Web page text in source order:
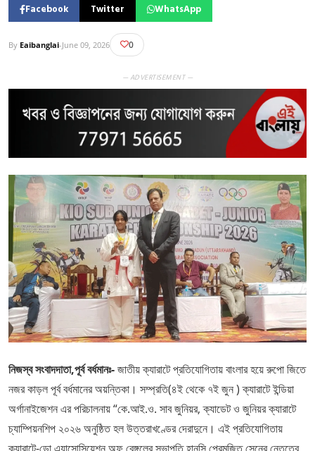
Facebook Twitter WhatsApp
By Eaibanglai-June 09, 2026 0
— ADVERTISEMENT —
নিজস্ব সংবাদদাতা,পূর্ব বর্ধমানঃ-জাতীয় ক্যারাটে প্রতিযোগিতায় বাংলার হয়ে রুপো জিতে
নজর কাড়ল পূর্ব বর্ধমানের অয়ন্তিকা। সম্প্রতি(৪ই থেকে ৭ই জুন ) ক্যারাটে ইন্ডিয়া
অর্গানাইজেশন এর পরিচালনায় “কে.আই.ও. সাব জুনিয়র, ক্যাডেট ও জুনিয়র ক্যারাটে
চ্যাম্পিয়নশিপ ২০২৬ অনুষ্ঠিত হল উত্তরাখণ্ডের দেরাদুনে। এই প্রতিযোগিতায়